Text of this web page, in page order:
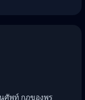
ศัพท์ กฎของพร